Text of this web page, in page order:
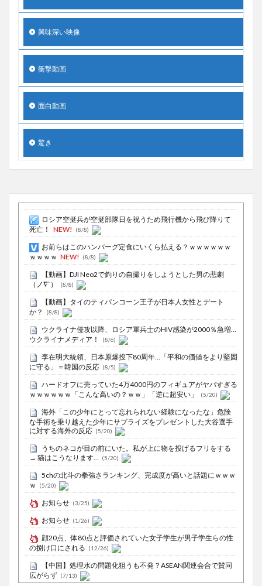
興味深い映像
衝撃動画
面白動画
驚き
ロシア空挺兵が空挺部隊日を祝うため飛行機から飛び降りて
死亡！
NEW! (8/8)
お前らはこのハンバーグ定食にいくら払える？ｗｗｗｗｗｗ
ｗｗｗｗ NEW! (8/8)
【動画】DJI Neo2で釣りの自撮りをしようとした男の悲劇
（ノ∇`）
(8/8)
【動画】タイのティパンコーン王子が日本人女性とデート
か？
(8/8)
ウクライナ侵攻以降、ロシア軍兵士のHIV感染が2000％急増…
ウクライナメディア！
(8/6)
李在明大統領、日本原爆投下80周年…「平和の価値をより堅固
に守る」＝韓国の反応 (8/5)
ハードオフに売っていた4万4000円のフィギュアがヤバすぎる
ｗｗｗｗｗｗ「こんな高いの？ｗｗ」「逆に超安い」
(5/20)
海外「この少年にとって忘れられない経験になったな」危険
な手術を乗り越えた少年にサプライズをプレゼントした大谷選手
に対する海外の反応 (5/20)
うちのネコが目の前にいた。私が上に物を投げるフリをする
→ 猫はこうなります… (5/20)
5chの北斗の拳強さランキング、完成度が高いと話題にｗｗｗ
ｗ
(5/20)
お知らせ (3/25)
お知らせ (1/26)
顔20点、体80点と評価されていた女子学生が男子学生らの性
の捌け口にされる (12/26)
【中国】処理水の問題化狙うも不発？ASEAN関連会合で賛同
広がらず (7/13)